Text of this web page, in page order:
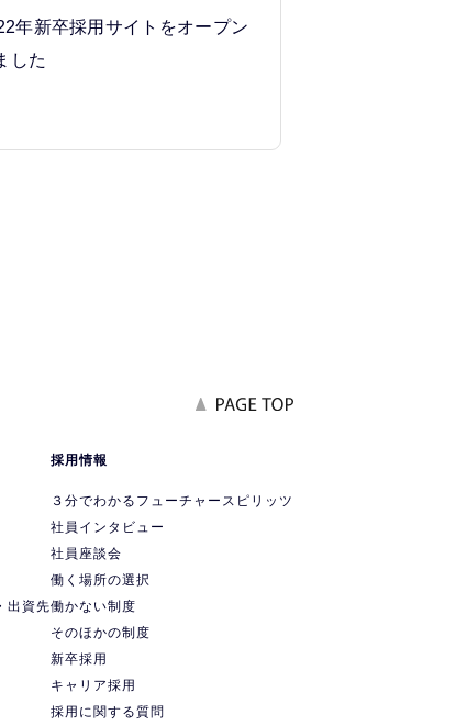
年新卒採用サイトをオープン
した
出資先
採用情報
３分でわかるフューチャースピリッツ
社員インタビュー
社員座談会
働く場所の選択
働かない制度
そのほかの制度
新卒採用
キャリア採用
採用に関する質問